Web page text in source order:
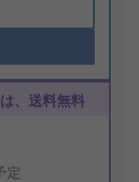
、送料無料
定